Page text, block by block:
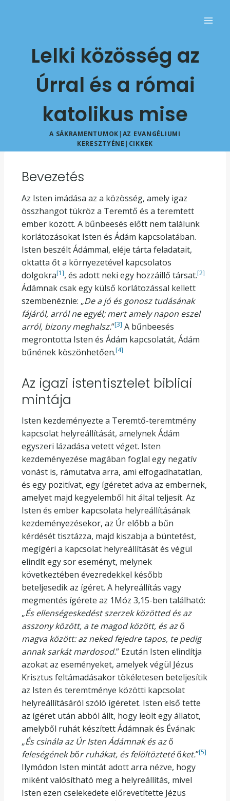
Lelki közösség az
Úrral és a római
katolikus mise
A SÁKRAMENTUMOK | AZ EVANGÉLIUMI
KERESZTYÉNE | CIKKEK
Bevezetés
Az Isten imádása az a közösség, amely igaz
összhangot tükröz a Teremtő és a teremtett
ember között. A bűnbeesés előtt nem találunk
korlátozásokat Isten és Ádám kapcsolatában.
Isten beszélt Ádámmal, eléje tárta feladatait,
oktatta őt a környezetével kapcsolatos
dolgokra[1], és adott neki egy hozzáillő társat.[2]
Ádámnak csak egy külső korlátozással kellett
szembenéznie: „De a jó és gonosz tudásának
fájáról, arról ne egyél; mert amely napon eszel
arról, bizony meghalsz.”[3] A bűnbeesés
megrontotta Isten és Ádám kapcsolatát, Ádám
bűnének köszönhetően.[4]
Az igazi istentisztelet bibliai
mintája
Isten kezdeményezte a Teremtő-teremtmény
kapcsolat helyreállítását, amelynek Ádám
egyszeri lázadása vetett véget. Isten
kezdeményezése magában foglal egy negatív
vonást is, rámutatva arra, ami elfogadhatatlan,
és egy pozitívat, egy ígéretet adva az embernek,
amelyet majd kegyelemből hit által teljesít. Az
Isten és ember kapcsolata helyreállításának
kezdeményezésekor, az Úr előbb a bűn
kérdését tisztázza, majd kiszabja a büntetést,
megígéri a kapcsolat helyreállítását és végül
elindít egy sor eseményt, melynek
következtében évezredekkel később
beteljesedik az ígéret. A helyreállítás vagy
megmentés ígérete az 1Móz 3,15-ben található:
„És ellenségeskedést szerzek közötted és az
asszony között, a te magod között, és aző
magva között: az neked fejedre tapos, te pedig
annak sarkát mardosod.” Ezután Isten elindítja
azokat az eseményeket, amelyek végül Jézus
Krisztus feltámadásakor tökéletesen beteljesítik
az Isten és teremtménye közötti kapcsolat
helyreállításáról szóló ígéretet. Isten első tette
az ígéret után abból állt, hogy leölt egy állatot,
amelyből ruhát készített Ádámnak és Évának:
„És csinála az Úr Isten Ádámnak és aző
feleségének bőr ruhákat, és felöltöztetéőket.”[5]
Ilymódon Isten mintát adott arra nézve, hogy
miként valósítható meg a helyreállítás, mivel
Isten ezen cselekedete előrevetítette Jézus